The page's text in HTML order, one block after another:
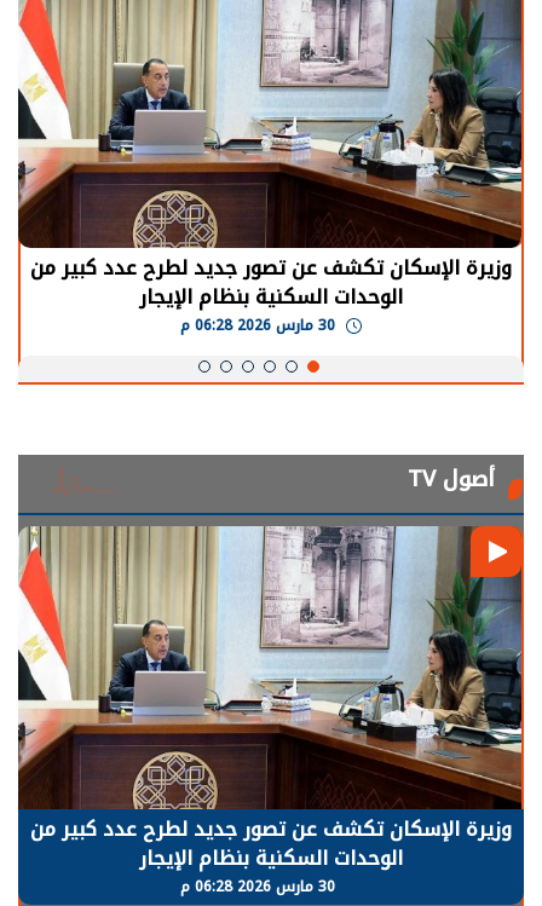
وزيرة الإسكان تكشف عن تصور جديد لطرح عدد كبير من
الوحدات السكنية بنظام الإيجار
أصول TV
وزيرة الإسكان تكشف عن تصور جديد لطرح عدد كبير من
الوحدات السكنية بنظام الإيجار